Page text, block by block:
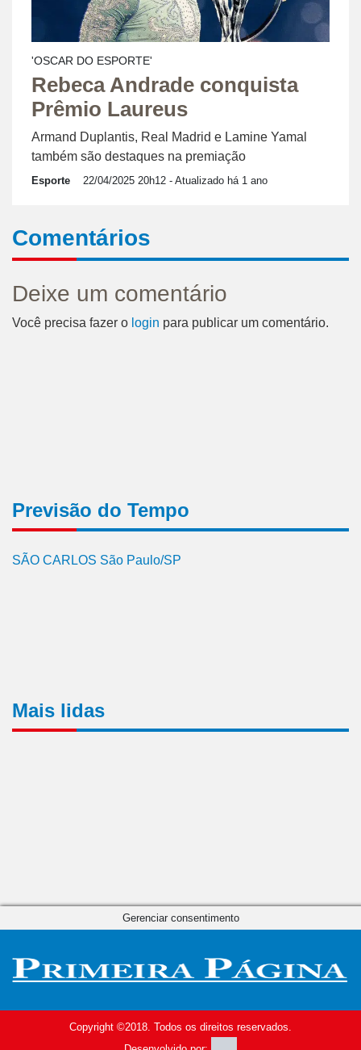
'OSCAR DO ESPORTE'
Rebeca Andrade conquista
Prêmio Laureus
Armand Duplantis, Real Madrid e Lamine Yamal
também são destaques na premiação
Esporte 22/04/2025 20h12 - Atualizado há 1 ano
Comentários
Deixe um comentário
Você precisa fazer o login para publicar um comentário.
Previsão do Tempo
SÃO CARLOS São Paulo/SP
Mais lidas
Copyright ©2018. Todos os direitos reservados.
Gerenciar consentimento